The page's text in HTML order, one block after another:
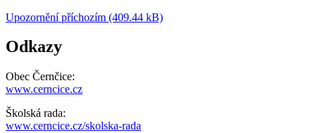
Upozornění příchozím (409.44 kB)
Odkazy
Obec Černčice:
www.cerncice.cz
Školská rada:
www.cerncice.cz/skolska-rada